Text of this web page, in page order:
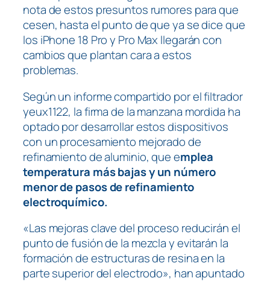
nota de estos presuntos rumores para que
cesen, hasta el punto de que ya se dice que
los iPhone 18 Pro y Pro Max llegarán con
cambios que plantan cara a estos
problemas.
Según un informe compartido por el filtrador
yeux1122, la firma de la manzana mordida ha
optado por desarrollar estos dispositivos
con un procesamiento mejorado de
refinamiento de aluminio, que emplea
temperatura más bajas y un número
menor de pasos de refinamiento
electroquímico.
«Las mejoras clave del proceso reducirán el
punto de fusión de la mezcla y evitarán la
formación de estructuras de resina en la
parte superior del electrodo», han apuntado